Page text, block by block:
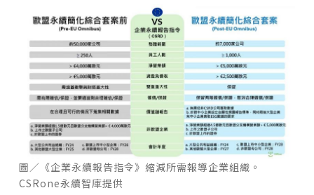
圖／《企業永續報告指令》縮減所需報導企業組織。
CSRone永續智庫提供